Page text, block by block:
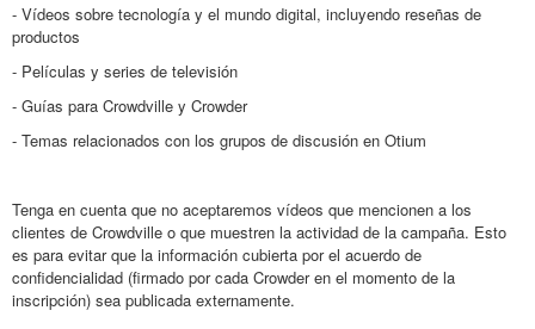
- Vídeos sobre tecnología y el mundo digital, incluyendo reseñas de
productos
- Películas y series de televisión
- Guías para Crowdville y Crowder
- Temas relacionados con los grupos de discusión en Otium
Tenga en cuenta que no aceptaremos vídeos que mencionen a los
clientes de Crowdville o que muestren la actividad de la campaña. Esto
es para evitar que la información cubierta por el acuerdo de
confidencialidad (firmado por cada Crowder en el momento de la
inscripción) sea publicada externamente.